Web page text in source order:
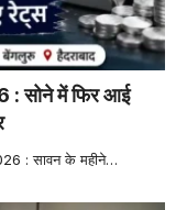
सोने में फिर आई
: सावन के महीने…